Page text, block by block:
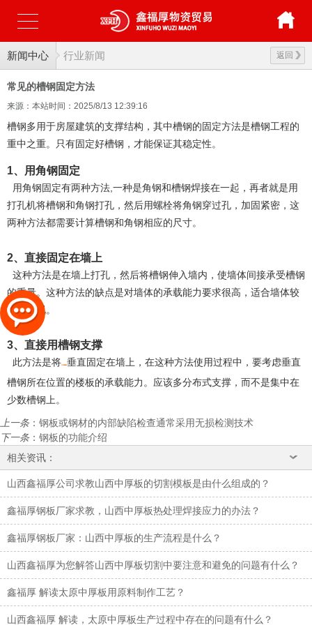
新闻中心 返回
行业新闻
常见的槽钢固定方法
来源：本站时间：2025/8/13 12:39:16
槽钢多用于房屋建筑的支撑结构，其中槽钢的固定方法是槽钢工程的
重中之重。只有固定好槽钢，才能保证其稳定性。
1、用角钢固定
用角钢固定有两种方法,一种是角钢和槽钢焊接在一起，再者就是用
打孔机将槽钢和角钢打孔，然后用螺栓将角钢穿过孔，加固紧密，这
两种方法都需要计算槽钢和角钢相应的尺寸。
2、直接固定在墙上
这种方法是在墙上打孔，然后将槽钢伸入墙内，使墙体间接承受槽钢
的重量。这种方法的缺点是对墙体的承载能力要求很高，适合墙体较
厚的情况。
3、直接用槽钢支撑
此方法是将 兰州槽钢垂直固定在墙上，在这种方法使用过程中，要考虑垂直
槽钢所在位置的楼板的承载能力。应该多分布式支撑，而不是集中在
少数槽钢上。
上一条： 钢板或钢材的内部缺陷检查通常采用无损检测技术
下一条： 钢板的功能介绍
相关资讯：
山西鑫福厚公司求教山西中厚板的切割模板是由什么组成的？
鑫福厚钢板厂家求教，山西中厚板热处理焊接应力的办法？
鑫福厚钢板厂家：山西中厚板的生产流程是什么？
山西鑫福厚为您解答山西中厚板切割中要注意和避免的问题有什么？
鑫福厚 解读太原中厚板用原料制作工艺？
山西鑫福厚 解读，太原中厚板生产过程中存在的问题有什么？